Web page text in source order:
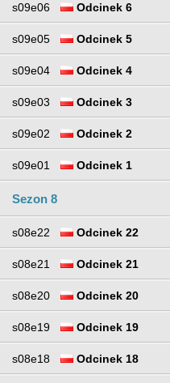
s09e06 Odcinek 6
s09e05 Odcinek 5
s09e04 Odcinek 4
s09e03 Odcinek 3
s09e02 Odcinek 2
s09e01 Odcinek 1
Sezon 8
s08e22 Odcinek 22
s08e21 Odcinek 21
s08e20 Odcinek 20
s08e19 Odcinek 19
s08e18 Odcinek 18